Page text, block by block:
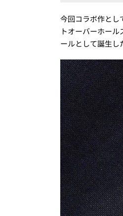
今回コラボ作とし
トオーバーホー
ールとして誕生し